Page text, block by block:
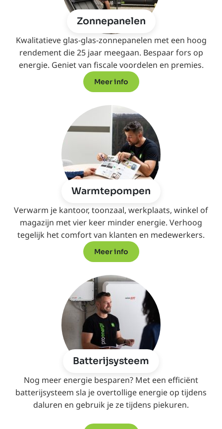
Zonnepanelen
Kwalitatieve glas-glas-zonnepanelen met een hoog
rendement die 25 jaar meegaan. Bespaar fors op
energie. Geniet van fiscale voordelen en premies.
Meer info
Warmtepompen
Verwarm je kantoor, toonzaal, werkplaats, winkel of
magazijn met vier keer minder energie. Verhoog
tegelijk het comfort van klanten en medewerkers.
Meer info
Batterijsysteem
Nog meer energie besparen? Met een efficiënt
batterijsysteem sla je overtollige energie op tijdens
daluren en gebruik je ze tijdens piekuren.